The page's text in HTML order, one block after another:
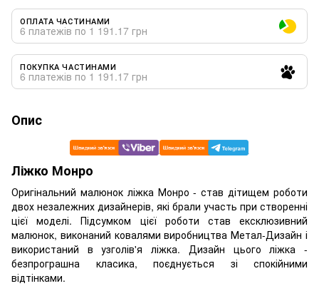
ОПЛАТА ЧАСТИНАМИ
6 платежів по 1 191.17 грн
ПОКУПКА ЧАСТИНАМИ
6 платежів по 1 191.17 грн
Опис
Ліжко Монро
Оригінальний малюнок ліжка Монро - став дітищем роботи
двох незалежних дизайнерів, які брали участь при створенні
цієї моделі. Підсумком цієї роботи став ексклюзивний
малюнок, виконаний ковалями виробництва Метал-Дизайн і
використаний в узголів'я ліжка. Дизайн цього ліжка -
безпрограшна класика, поєднується зі спокійними
відтінками.